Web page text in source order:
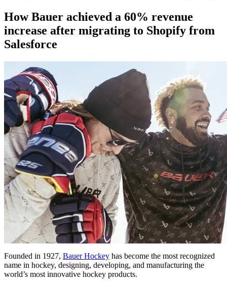
How Bauer achieved a 60% revenue
increase after migrating to Shopify from
Salesforce
Founded in 1927, Bauer Hockey has become the most recognized
name in hockey, designing, developing, and manufacturing the
world’s most innovative hockey products.